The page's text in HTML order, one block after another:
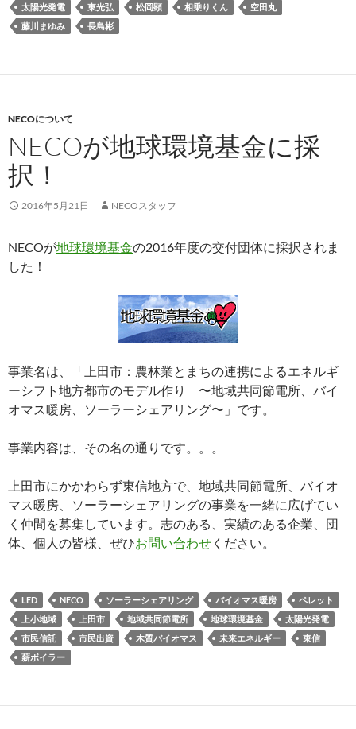
太陽光発電
東光弘 松岡顕 相乗りくん
空田丸
藤川まゆみ
長島彬
NECOについて
NECOが地球環境基金に採
択！
2016年5月21日 NECOスタッフ
NECOが地球環境基金の2016年度の交付団体に採択されま
した！
事業名は、「上田市：農林業とまちの連携によるエネルギ
ーシフト地方都市のモデル作り 〜地域共同節電所、バイ
オマス暖房、ソーラーシェアリング〜」です。
事業内容は、その名の通りです。。。
上田市にかかわらず東信地方で、地域共同節電所、バイオ
マス暖房、ソーラーシェアリングの事業を一緒に広げてい
く仲間を募集しています。志のある、実績のある企業、団
体、個人の皆様、ぜひお問い合わせ ください。
LED NECO ソーラーシェアリング バイオマス暖房
ペレット
上小地域
上田市 地域共同節電所 地球環境基金
太陽光発電
市民信託
市民出資 木質バイオマス 未来エネルギー
東信
薪ボイラー